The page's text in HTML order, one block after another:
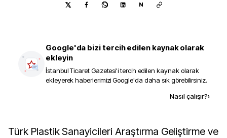
N
Google'da bizi tercih edilen kaynak olarak
ekleyin
İstanbul Ticaret Gazetesi'i tercih edilen kaynak olarak
ekleyerek haberlerimizi Google'da daha sık görebilirsiniz.
Nasıl çalışır?›
Türk Plastik Sanayicileri Araştırma Geliştirme ve